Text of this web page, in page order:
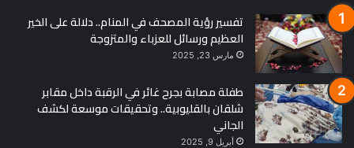
تفسير رؤية المصحف في المنام.. دلالة على الخير
العظيم ورسائل للعزباء والمتزوجة
مارس 23, 2025
طفلة مصابة بجرح غائر في الرقبة داخل مقابر
شلقان بالقليوبية.. وتحقيقات موسعة لكشف
الجاني
أبريل 9, 2025